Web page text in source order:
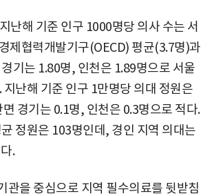
난해 기준 인구 1000명당 의사 수는 서
제협력개발기구(OECD) 평균(3.7명)과
기는 1.80명, 인천은 1.89명으로 서울
지난해 기준 인구 1만명당 의대 정원은
경기는 0.1명, 인천은 0.3명으로 적다.
정원은 103명인데, 경인 지역 의대는
.
관을 중심으로 지역 필수의료를 뒷받침